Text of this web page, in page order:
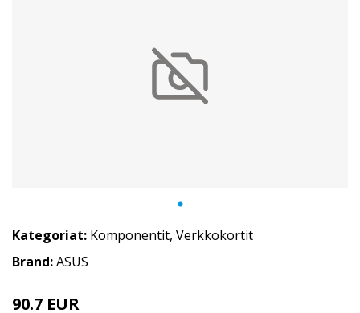
Kategoriat: Komponentit, Verkkokortit
Brand:ASUS
90.7 EUR